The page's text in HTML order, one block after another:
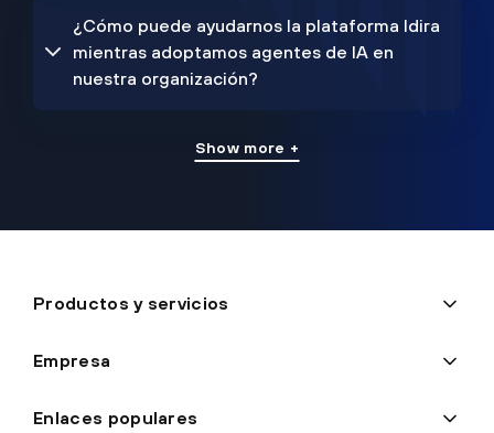
¿Cómo puede ayudarnos la plataforma Idira
mientras adoptamos agentes de IA en
nuestra organización?
Show more +
Productos y servicios
Empresa
Enlaces populares